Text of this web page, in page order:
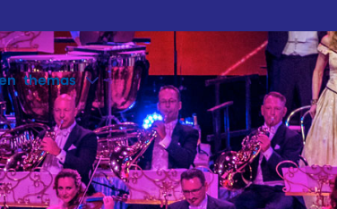
themas